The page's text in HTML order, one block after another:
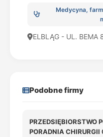
Medycyna,
ELBLĄG - UL. BEMA
Podobne firmy
PRZEDSIĘBIORSTWO
PORADNIA CHIRURGII